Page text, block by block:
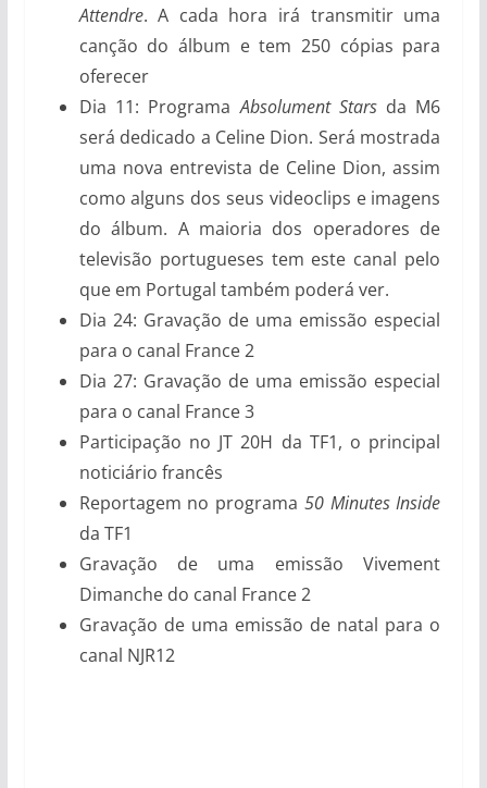
Attendre. A cada hora irá transmitir uma
canção do álbum e tem 250 cópias para
oferecer
Dia 11: ProgramaAbsolument Stars da M6
será dedicado a Celine Dion. Será mostrada
uma nova entrevista de Celine Dion, assim
como alguns dos seus videoclips e imagens
do álbum. A maioria dos operadores de
televisão portugueses tem este canal pelo
que em Portugal também poderá ver.
Dia 24: Gravação de uma emissão especial
para o canal France 2
Dia 27: Gravação de uma emissão especial
para o canal France 3
Participação no JT 20H da TF1, o principal
noticiário francês
Reportagem no programa 50 Minutes Inside
da TF1
Gravação de uma emissão Vivement
Dimanche do canal France 2
Gravação de uma emissão de natal para o
canal NJR12